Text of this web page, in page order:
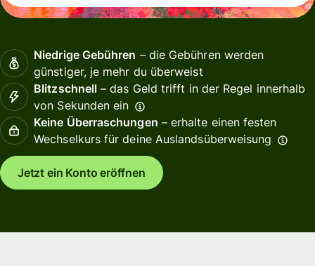
Niedrige Gebühren – die Gebühren werden
günstiger, je mehr du überweist
Blitzschnell – das Geld trifft in der Regel innerhalb
von Sekunden ein
Keine Überraschungen – erhalte einen festen
Wechselkurs für deine Auslandsüberweisung
Jetzt ein Konto eröffnen